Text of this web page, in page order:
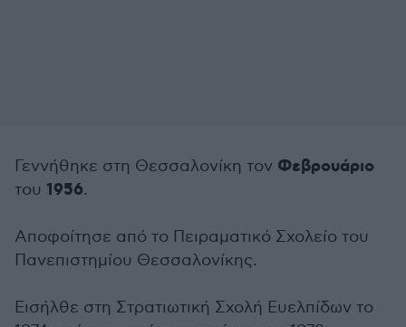
Γεννήθηκε στη Θεσσαλονίκη τον Φεβρουάριο
του 1956.
Αποφοίτησε από το Πειραματικό Σχολείο του
Πανεπιστημίου Θεσσαλονίκης.
Εισήλθε στη Στρατιωτική Σχολή Ευελπίδων το